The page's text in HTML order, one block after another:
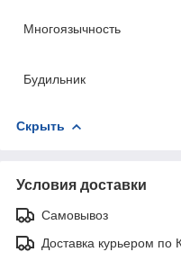
Многоязычность
Будильник
Скрыть
Условия доставки
Самовывоз
Доставка курьером по